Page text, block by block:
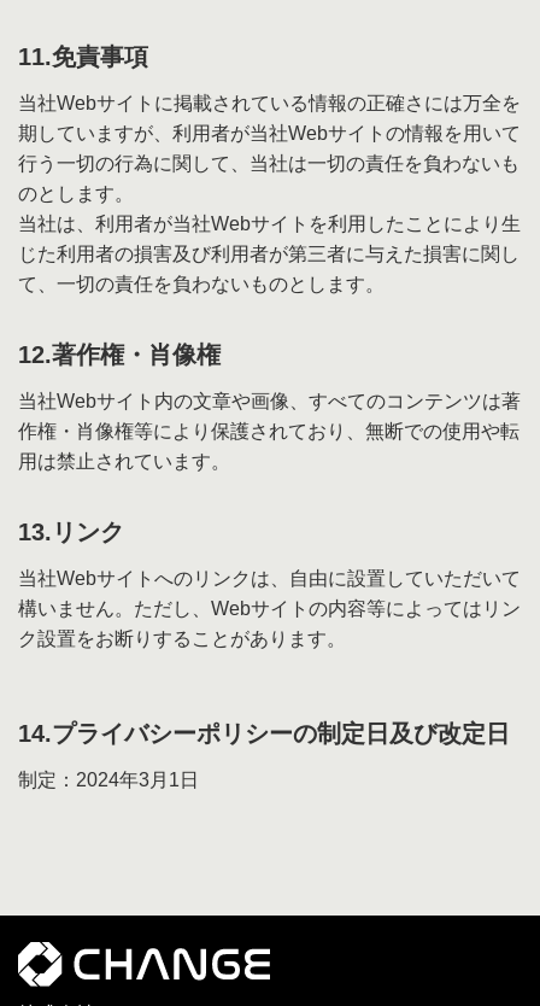
11.免責事項
当社Webサイトに掲載されている情報の正確さには万全を
期していますが、利用者が当社Webサイトの情報を用いて
行う一切の行為に関して、当社は一切の責任を負わないも
のとします。
当社は、利用者が当社Webサイトを利用したことにより生
じた利用者の損害及び利用者が第三者に与えた損害に関し
て、一切の責任を負わないものとします。
12.著作権・肖像権
当社Webサイト内の文章や画像、すべてのコンテンツは著
作権・肖像権等により保護されており、無断での使用や転
用は禁止されています。
13.リンク
当社Webサイトへのリンクは、自由に設置していただいて
構いません。ただし、Webサイトの内容等によってはリン
ク設置をお断りすることがあります。
14.プライバシーポリシーの制定日及び改定日
制定：2024年3月1日